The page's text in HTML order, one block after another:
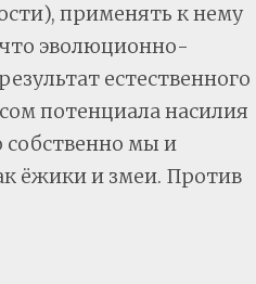
применять к нему
эволюционно-
естественного
потенциала насилия
собственно мы и
ёжики и змеи. Против